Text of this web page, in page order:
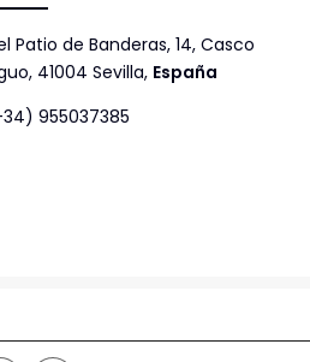
Patio de Banderas, 14, Casco
41004 Sevilla, España
955037385
de la Información